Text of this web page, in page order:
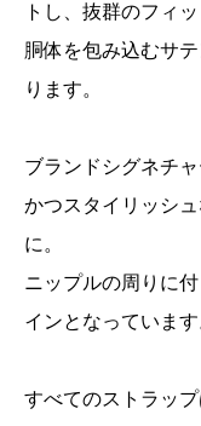
トし、抜群のフィ
胴体を包み込むサ
ります。
ブランドシグネチ
かつスタイリッシ
に。
ニップルの周りに
インとなっています
すべてのストラッ